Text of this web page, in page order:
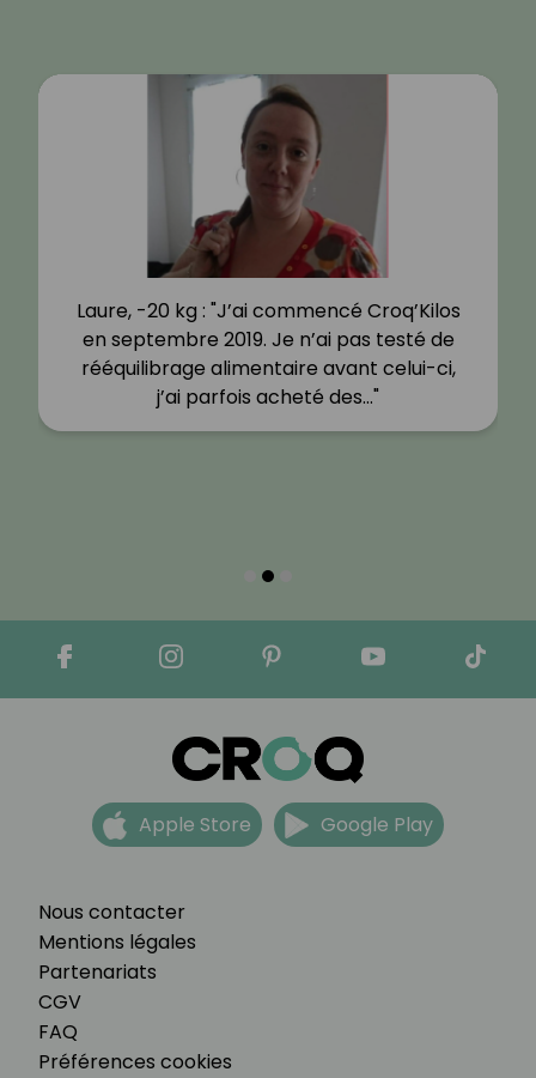
Laure, -20 kg : "J’ai commencé Croq’Kilos
en septembre 2019. Je n’ai pas testé de
rééquilibrage alimentaire avant celui-ci,
j’ai parfois acheté des…"
Nous contacter
Mentions légales
Partenariats
CGV
FAQ
Préférences cookies
Apple Store Google Play